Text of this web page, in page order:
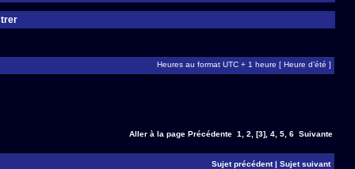
Heures au format UTC + 1 heure [ Heure d’été ]
Aller à la page Précédente 1 2 [3] 4 5 6 Suivante
Sujet précédent| Sujet suivant